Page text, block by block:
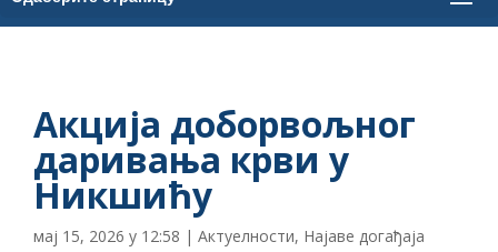
Акција доборвољног
даривања крви у
Никшићу
мај 15, 2026 у 12:58 | Актуелности, Најаве догађаја